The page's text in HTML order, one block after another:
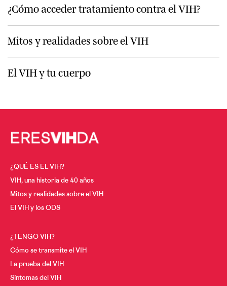
¿Cómo acceder tratamiento contra el VIH?
Mitos y realidades sobre el VIH
El VIH y tu cuerpo
¿QUÉ ES EL VIH?
VIH, una historia de 40 años
Mitos y realidades sobre el VIH
El VIH y los ODS
¿TENGO VIH?
Cómo se transmite el VIH
La prueba del VIH
Síntomas del VIH